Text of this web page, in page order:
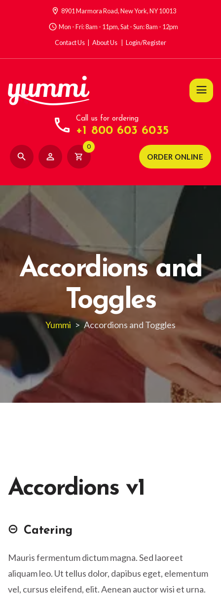
location_on 8901 Marmora Road, New York, NY 10013
access_time Mon - Fri: 8am - 11pm, Sat - Sun: 8am - 12pm
Contact Us
About Us Login/Register
call Call us for ordering
+1 800 603 6035
search person_outline
0
shopping_cart ORDER ONLINE
Accordions and
Toggles
Yummi > Accordions and Toggles
Accordions v1
Catering
Mauris fermentum dictum magna. Sed laoreet
aliquam leo. Ut tellus dolor, dapibus eget, elementum
vel, cursus eleifend, elit. Aenean auctor wisi et urna.